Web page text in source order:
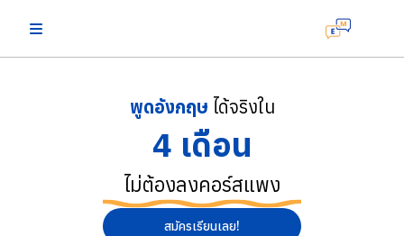
พูดอังกฤษ ได้จริงใน
4 เดือน
ไม่ต้องลงคอร์สแพง
สมัครเรียนเลย!